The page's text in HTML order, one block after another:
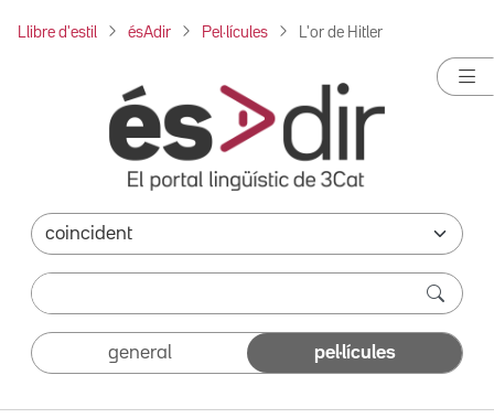
Llibre d'estil ésAdir Pel·lícules L'or de Hitler
general pel·lícules